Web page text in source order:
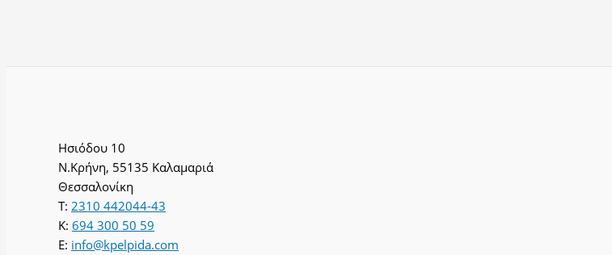
Ησιόδου 10
Ν.Κρήνη, 55135 Καλαμαριά
Θεσσαλονίκη
T: 2310 442044-43
K: 694 300 50 59
E: info@kpelpida.com